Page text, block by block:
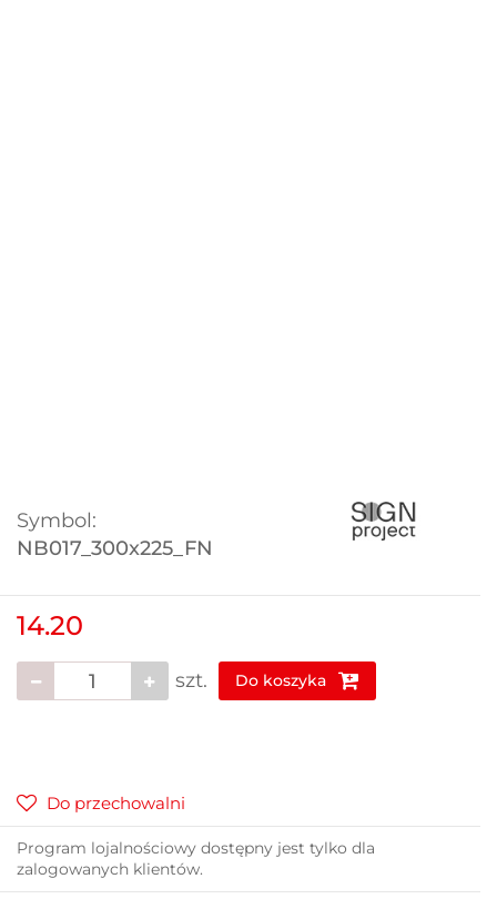
Symbol:
NB017_300x225_FN
14.20
szt. Do koszyka
Do przechowalni
Program lojalnościowy dostępny jest tylko dla
zalogowanych klientów.